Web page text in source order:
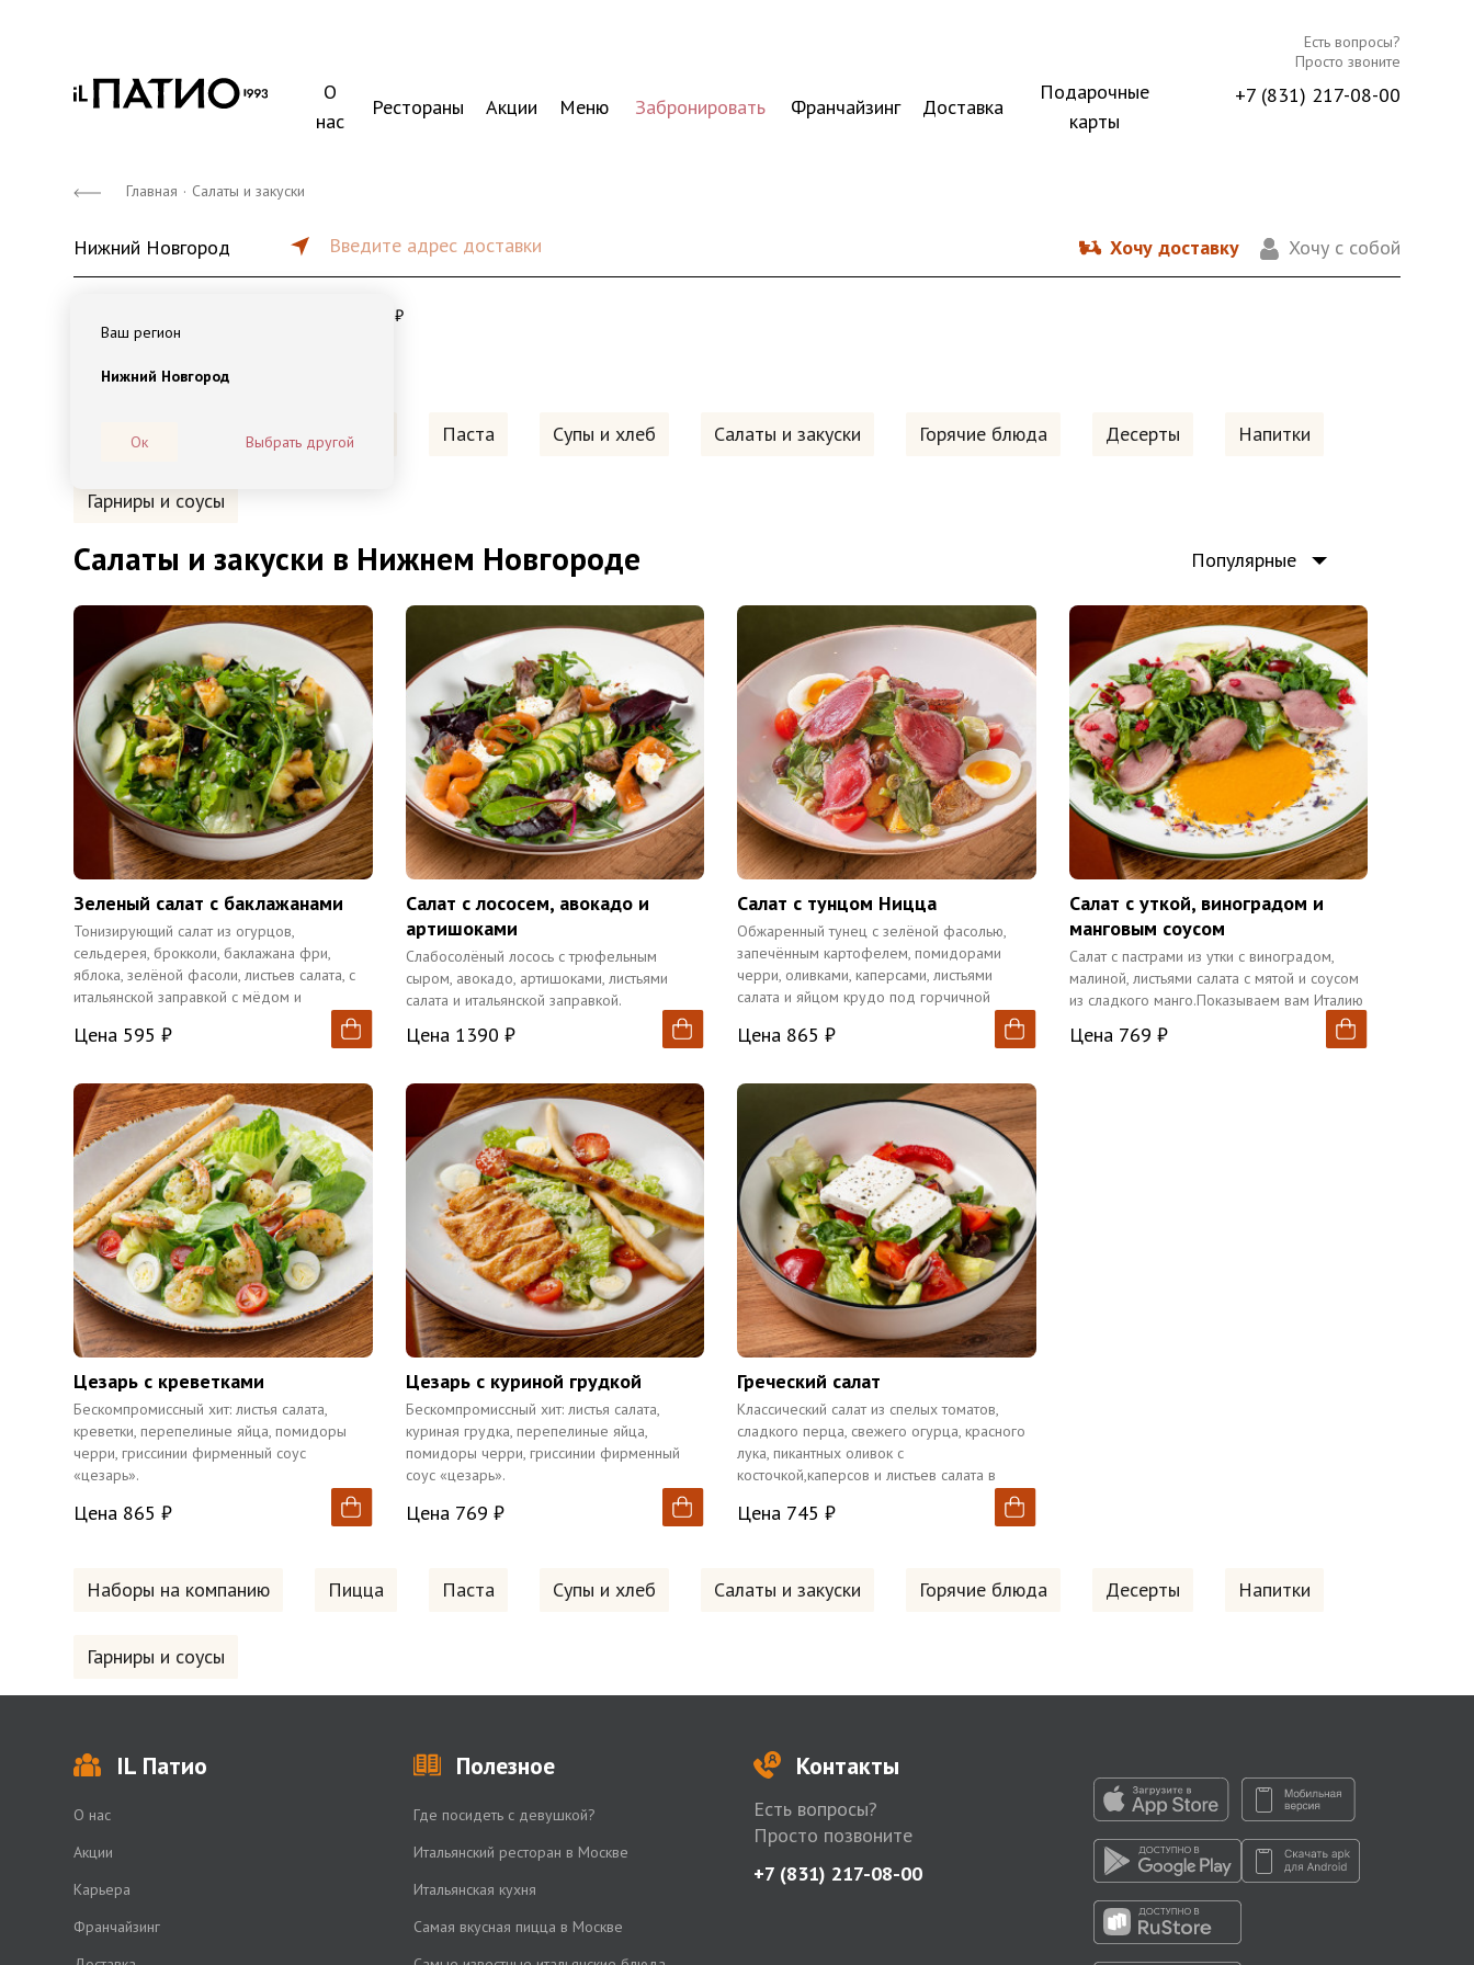
О
нас
Рестораны Акции Меню Забронировать Франчайзинг Доставка
Подарочные
карты
Есть вопросы?
Просто звоните
+7 (831) 217-08-00
Главная · Салаты и закуски
Нижний Новгород Введите адрес доставки Хочу доставку Хочу с собой
Ваш регион
Нижний Новгород
Ок Выбрать другой
119 ₽
Наборы на компанию Пицца Паста Супы и хлеб Салаты и закуски Горячие блюда Десерты Напитки
Гарниры и соусы
Салаты и закуски в Нижнем Новгороде Популярные
Зеленый салат с баклажанами
Тонизирующий салат из огурцов,
сельдерея, брокколи, баклажана фри,
яблока, зелёной фасоли, листьев салата, с
итальянской заправкой с мёдом и
Цена 595 ₽
Салат с лососем, авокадо и
артишоками
Слабосолёный лосось с трюфельным
сыром, авокадо, артишоками, листьями
салата и итальянской заправкой.
Цена 1390 ₽
Салат с тунцом Ницца
Обжаренный тунец с зелёной фасолью,
запечённым картофелем, помидорами
черри, оливками, каперсами, листьями
салата и яйцом крудо под горчичной
Цена 865 ₽
Салат с уткой, виноградом и
манговым соусом
Салат с пастрами из утки с виноградом,
малиной, листьями салата с мятой и соусом
из сладкого манго.Показываем вам Италию
Цена 769 ₽
Цезарь с креветками
Бескомпромиссный хит: листья салата,
креветки, перепелиные яйца, помидоры
черри, гриссинии фирменный соус
«цезарь».
Цена 865 ₽
Цезарь с куриной грудкой
Бескомпромиссный хит: листья салата,
куриная грудка, перепелиные яйца,
помидоры черри, гриссинии фирменный
соус «цезарь».
Цена 769 ₽
Греческий салат
Классический салат из спелых томатов,
сладкого перца, свежего огурца, красного
лука, пикантных оливок с
косточкой,каперсов и листьев салата в
заправляем оливковым маслом и кремом-
Цена 745 ₽
Наборы на компанию Пицца Паста Супы и хлеб Салаты и закуски Горячие блюда Десерты Напитки
Гарниры и соусы
IL Патио
О нас
Акции
Карьера
Франчайзинг
Полезное
Где посидеть с девушкой?
Итальянский ресторан в Москве
Итальянская кухня
Самая вкусная пицца в Москве
Контакты
Есть вопросы?
Просто позвоните
+7 (831) 217-08-00